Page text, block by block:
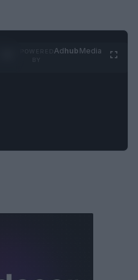
Adhub Media